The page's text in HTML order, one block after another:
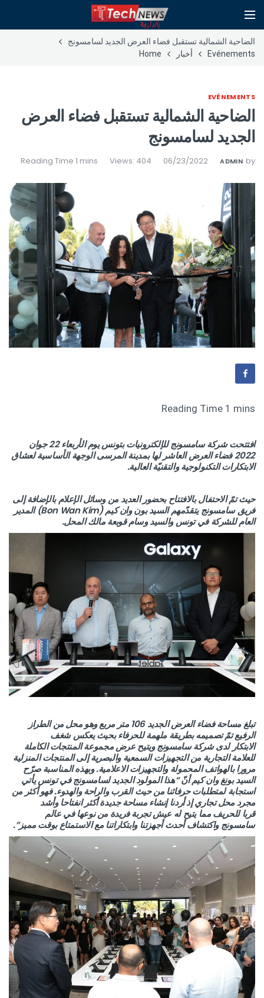
الضاحية الشمالية تستقبل فضاء العرض الجديد لسامسونج
Evénements
أخبار Home
EVÉNEMENTS
الضاحية الشمالية تستقبل فضاء العرض
الجديد لسامسونج
by
ADMIN
06/23/2022
Views: 404
افتتحت شركة سامسونج للإلكترونيات بتونس يوم الأربعاء 22 جوان
2022 فضاء العرض العاشر لها بمدينة المرسى الوجهة الأساسية لعشاق
الابتكارات التكنولوجية والتقنيّة العالية.
حيث تمّ الاحتفال بالافتتاح بحضور العديد من وسائل الإعلام بالإضافة إلى
فريق سامسونج يتقدّمهم السيد بون وان كيم (Bon Wan Kim) المدير
العام للشركة في تونس والسيد وسام قوبعة مالك المحل.
تبلغ مساحة فضاء العرض الجديد 106 متر مربع وهو محل من الطراز
الرفيع تمّ تصميمه بطريقة ملهمة للحرفاء بحيث يعكس شغف
الابتكار لدى شركة سامسونج ويتيح عرض مجموعة المنتجات الكاملة
للعلامة التجارية من التجهيزات السمعية والبصرية إلى المنتجات المنزلية
مرورا بالهواتف المحمولة والتجهيزات الاعلامية. وبهذه المناسبة صرّح
السيد بونغ وان كيم أنّ “هذا المولود الجديد لسامسونج في تونس يأتي
استجابة لمتطلبات حرفائنا من حيث القرب والراحة والهدوء. فهو أكثر من
مجرد محل تجاري إذ أردنا إنشاء مساحة جديدة أكثر انفتاحا وأشد
قربا للحريف مما يتيح له عيش تجربة فريدة من نوعها في عالم
سامسونج واكتشاف أحدث أجهزتنا وابتكاراتنا مع الاستمتاع بوقت مميز”.